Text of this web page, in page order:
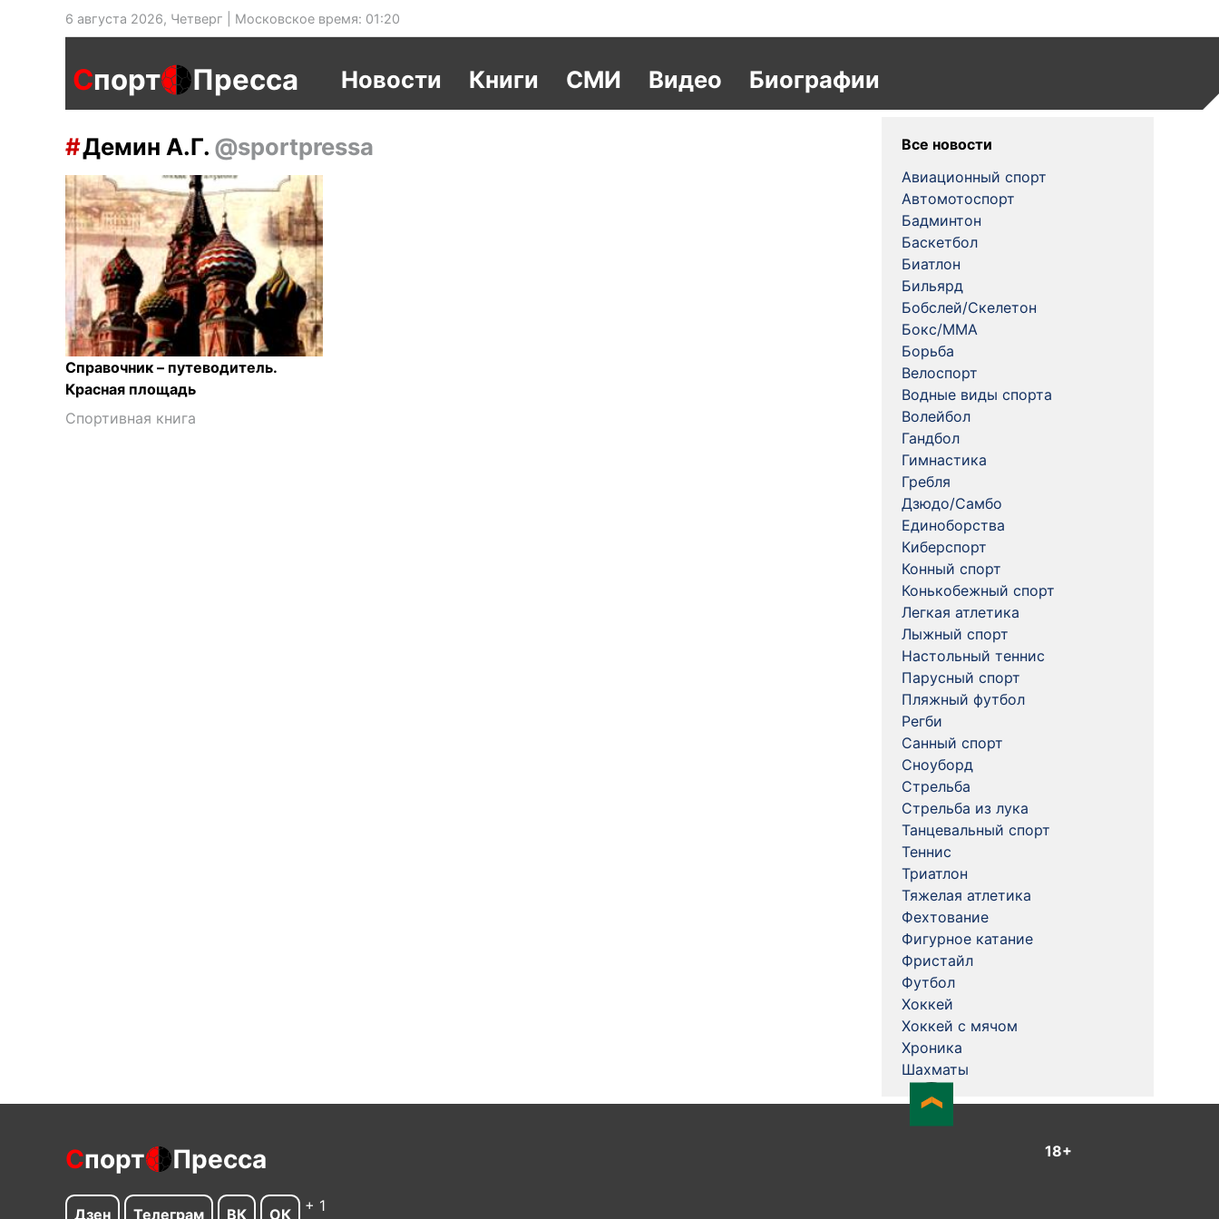
6 августа 2026, Четверг | Московское время: 01:20
Спорт Пресса Новости Книги СМИ Видео Биографии
Демин А.Г. @sportpressa
Справочник – путеводитель.
Красная площадь
Спортивная книга
Все новости
Авиационный спорт
Автомотоспорт
Бадминтон
Баскетбол
Биатлон
Бильярд
Бобслей/Скелетон
Бокс/MMA
Борьба
Велоспорт
Водные виды спорта
Волейбол
Гандбол
Гимнастика
Гребля
Дзюдо/Самбо
Единоборства
Киберспорт
Конный спорт
Конькобежный спорт
Легкая атлетика
Лыжный спорт
Настольный теннис
Парусный спорт
Пляжный футбол
Регби
Санный спорт
Сноуборд
Стрельба
Стрельба из лука
Танцевальный спорт
Теннис
Триатлон
Тяжелая атлетика
Фехтование
Фигурное катание
Фристайл
Футбол
Хоккей
Хоккей с мячом
Хроника
Шахматы
Спорт Пресса 18+
Дзен Телеграм ВК ОК + 1